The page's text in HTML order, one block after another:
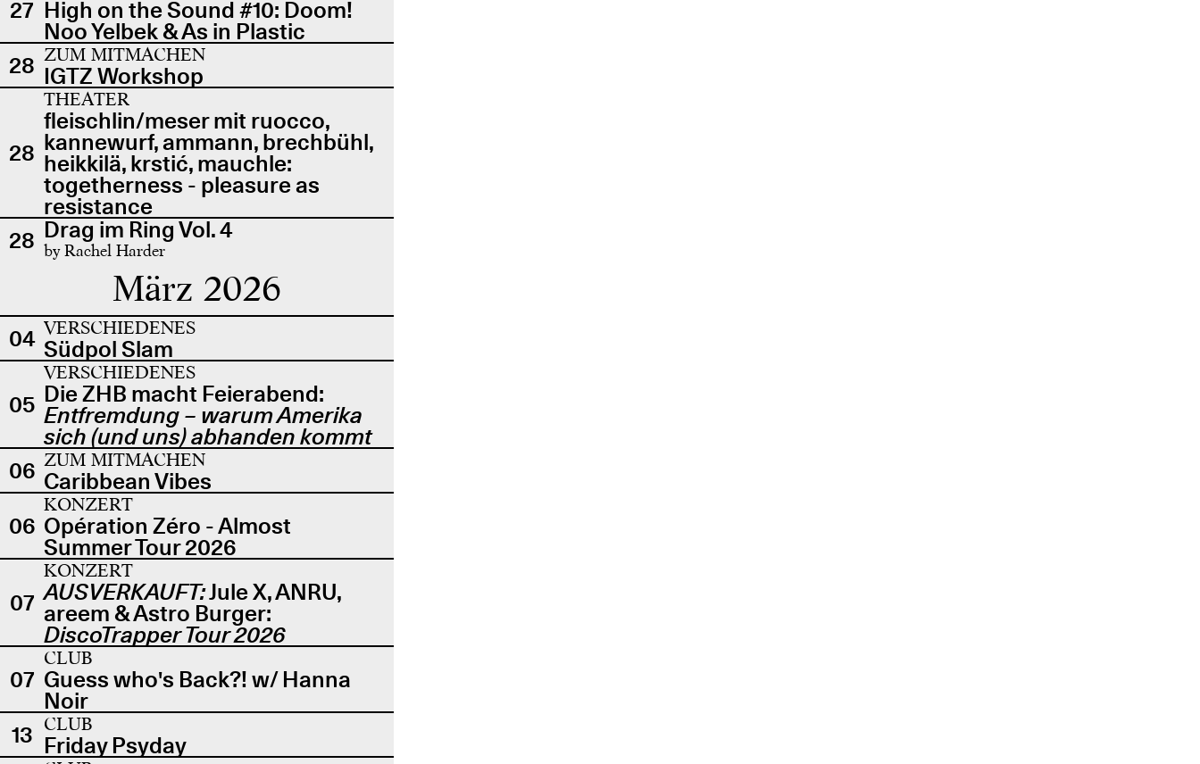
27 High on the Sound #10: Doom!
Noo Yelbek & As in Plastic
28 ZUM MITMACHEN
IGTZ Workshop
28
THEATER
fleischlin/meser mit ruocco,
kannewurf, ammann, brechbühl,
heikkilä, krstić, mauchle:
togetherness - pleasure as
resistance
28 Drag im Ring Vol. 4
by Rachel Harder
März 2026
04 VERSCHIEDENES
Südpol Slam
05
VERSCHIEDENES
Die ZHB macht Feierabend:
Entfremdung – warum Amerika
sich (und uns) abhanden kommt
06 ZUM MITMACHEN
Caribbean Vibes
06
KONZERT
Opération Zéro - Almost
Summer Tour 2026
07
KONZERT
AUSVERKAUFT:Jule X, ANRU,
areem & Astro Burger:
DiscoTrapper Tour 2026
07
CLUB
Guess who's Back?! w/ Hanna
Noir
13 CLUB
Friday Psyday